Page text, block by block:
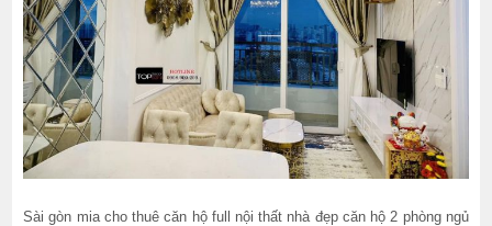
Sài gòn mia cho thuê căn hộ full nội thất nhà đẹp căn hộ 2 phòng ngủ